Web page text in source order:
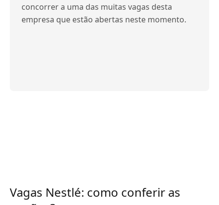
concorrer a uma das muitas vagas desta
empresa que estão abertas neste momento.
Vagas Nestlé: como conferir as